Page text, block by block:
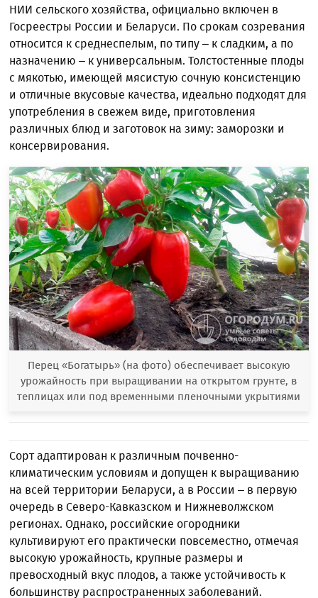
НИИ сельского хозяйства, официально включен в
Госреестры России и Беларуси. По срокам созревания
относится к среднеспелым, по типу – к сладким, а по
назначению – к универсальным. Толстостенные плоды
с мякотью, имеющей мясистую сочную консистенцию
и отличные вкусовые качества, идеально подходят для
употребления в свежем виде, приготовления
различных блюд и заготовок на зиму: заморозки и
консервирования.
Перец «Богатырь» (на фото) обеспечивает высокую
урожайность при выращивании на открытом грунте, в
теплицах или под временными пленочными укрытиями
Сорт адаптирован к различным почвенно-
климатическим условиям и допущен к выращиванию
на всей территории Беларуси, а в России – в первую
очередь в Северо-Кавказском и Нижневолжском
регионах. Однако, российские огородники
культивируют его практически повсеместно, отмечая
высокую урожайность, крупные размеры и
превосходный вкус плодов, а также устойчивость к
большинству распространенных заболеваний.